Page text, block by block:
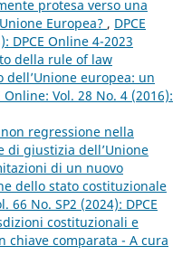
protesa verso una
Europea? , DPCE
DPCE Online 4-2023
della rule of law
europea: un
Online: Vol. 28 No. 4 (2016):
regressione nella
di giustizia dell’Unione
di un nuovo
dello stato costituzionale
66 No. SP2 (2024): DPCE
costituzionali e
chiave comparata - A cura